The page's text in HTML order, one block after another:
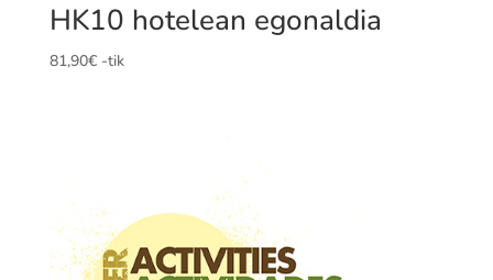
HK10 hotelean egonaldia
81,90€-tik